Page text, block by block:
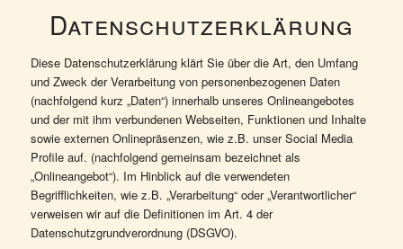
Datenschutzerklärung
Diese Datenschutzerklärung klärt Sie über die Art, den Umfang
und Zweck der Verarbeitung von personenbezogenen Daten
(nachfolgend kurz „Daten“) innerhalb unseres Onlineangebotes
und der mit ihm verbundenen Webseiten, Funktionen und Inhalte
sowie externen Onlinepräsenzen, wie z.B. unser Social Media
Profile auf. (nachfolgend gemeinsam bezeichnet als
„Onlineangebot“). Im Hinblick auf die verwendeten
Begrifflichkeiten, wie z.B. „Verarbeitung“ oder „Verantwortlicher“
verweisen wir auf die Definitionen im Art. 4 der
Datenschutzgrundverordnung (DSGVO).